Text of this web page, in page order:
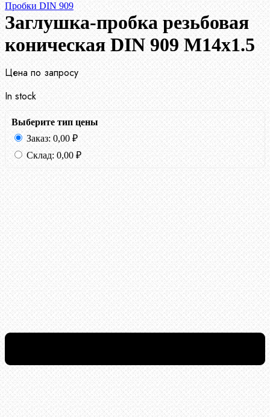
Пробки DIN 909
Заглушка-пробка резьбовая
коническая DIN 909 М14х1.5
Цена по запросу
In stock
Выберите тип цены
Заказ: 0,00 ₽
Склад: 0,00 ₽